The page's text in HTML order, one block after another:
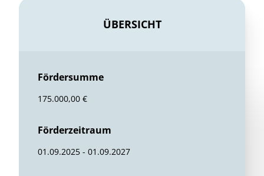
ÜBERSICHT
Fördersumme
175.000,00 €
Förderzeitraum
01.09.2025 - 01.09.2027